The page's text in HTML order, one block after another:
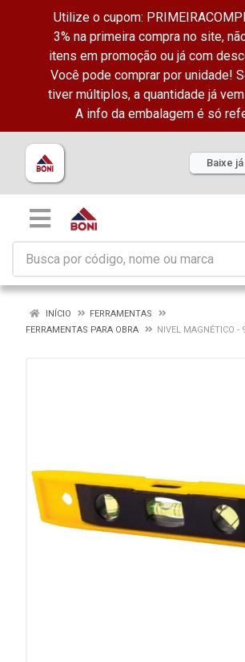
Utilize o cupom:
3% na primeira compra no site,
itens em promoção ou já com
Você pode comprar por unidade!
tiver múltiplos, a quantidade já
A info da embalagem é só
Baixe
INÍCIO
FERRAMENTAS
FERRAMENTAS PARA OBRA
NIVEL MAGNÉTICO -